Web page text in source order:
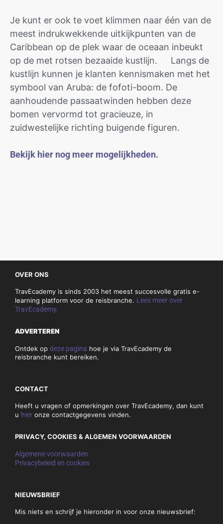
Je kunt er ook te voet klimmen naar één van de
meest indrukwekkende uitkijkpunten van de
Caribbean op de plek waar de oceaan inbeukt
op de met rotsen bezaaide kustlijn. Langs de
kustlijn kunnen je klanten kennismaken met het
symbool van Aruba: de fofoti-boom. De
aanhoudende passaatwinden hebben deze
bomen vervormd tot gracieuze, in
zuidwestelijke richting buigende figuren.
Bekijk hier nog meer mogelijkheden.
OVER ONS
TravEcademy is sinds 2003 het meest succesvolle gratis e-
learning platform voor de reisbranche. Lees meer over
TravEcademy.
ADVERTEREN
Ontdek op deze pagina hoe je via TravEcademy de
reisbranche kunt bereiken.
CONTACT
Heeft u vragen of opmerkingen over TravEcademy, dan kunt
u hier onze contactgegevens vinden.
PRIVACY, COOKIES & ALGEMEN VOORWAARDEN
Algemene voorwaarden
Privacybeleid en cookies
NIEUWSBRIEF
Mis niets en schrijf je hieronder in voor onze nieuwsbrief: